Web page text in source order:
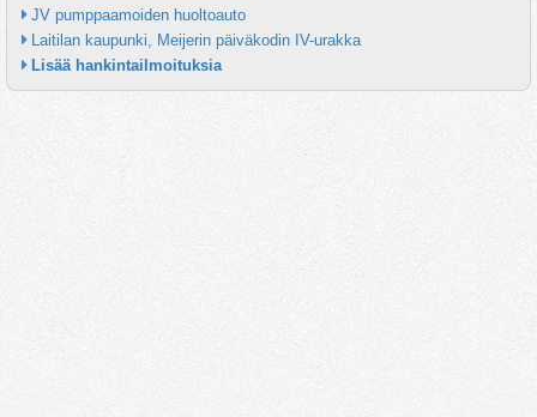
JV pumppaamoiden huoltoauto
Laitilan kaupunki, Meijerin päiväkodin IV-urakka
Lisää hankintailmoituksia